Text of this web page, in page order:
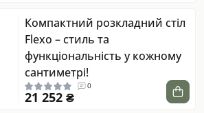
Компактний розкладний стіл
Flexo – стиль та
функціональність у кожному
сантиметрі!
0
21 252 ₴